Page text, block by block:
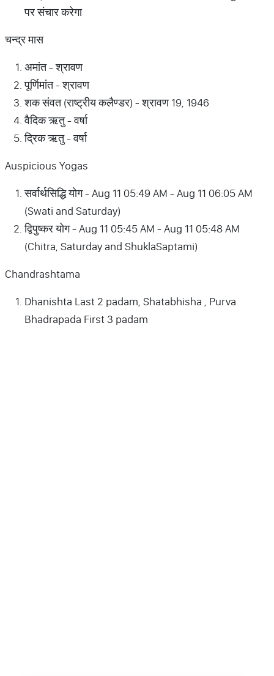
पर संचार करेगा
चन्द्र मास
अमांत - श्रावण
पूर्णिमांत - श्रावण
शक संवत (राष्ट्रीय कलैण्डर) - श्रावण 19, 1946
वैदिक ऋतु - वर्षा
द्रिक ऋतु - वर्षा
Auspicious Yogas
सर्वार्थसिद्धि योग - Aug 11 05:49 AM - Aug 11 06:05 AM
(Swati and Saturday)
द्विपुष्कर योग - Aug 11 05:45 AM - Aug 11 05:48 AM
(Chitra, Saturday and ShuklaSaptami)
Chandrashtama
Dhanishta Last 2 padam, Shatabhisha , Purva
Bhadrapada First 3 padam